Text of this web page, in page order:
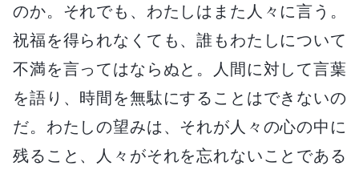
のか。それでも、わたしはまた人々に言う。
祝福を得られなくても、誰もわたしについて
不満を言ってはならぬと。人間に対して言葉
を語り、時間を無駄にすることはできないの
だ。わたしの望みは、それが人々の心の中に
残ること、人々がそれを忘れないことである